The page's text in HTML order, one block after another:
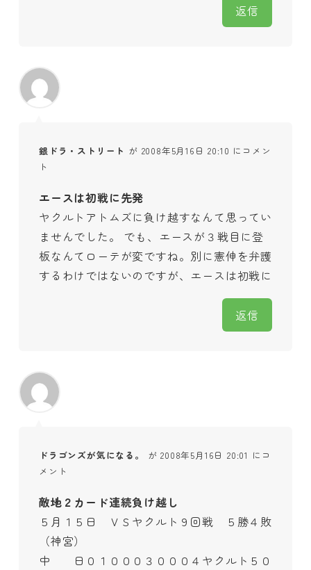
返信
銀ドラ・ストリート が 2008年5月16日 20:10 にコメン
ト
エースは初戦に先発
ヤクルトアトムズに負け越すなんて思ってい
ませんでした。 でも、エースが３戦目に登
板なんてローテが変ですね。別に憲伸を弁護
するわけではないのですが、エースは初戦に
返信
ドラゴンズが気になる。
が 2008年5月16日 20:01 にコ
メント
敵地２カード連続負け越し
５月１５日 ＶＳヤクルト９回戦 ５勝４敗
（神宮）
中 日０１０００３０００４ヤクルト５０